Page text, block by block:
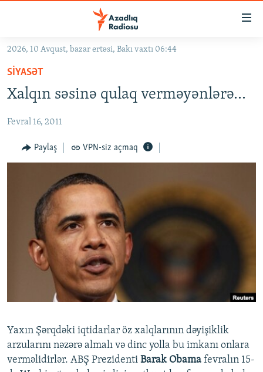
Əsas
qayıt
Əsas
naviqasiyaya
qayıt
GÜNDƏM
#İZAHLA
KORRUPSIOMETR
#ƏSLINDƏ
FƏRQƏ BAX
ARAŞDIRMA
MULTIMEDIA
VIDEO
FOTOQALEREYA
İNFOQRAFIKA
KARIKATURA
RADIO ARXIV
OXU ZALI
AZƏRBAYCAN ƏDƏBIYYATI KITABXANASI
İSLAM VƏ DEMOKRATIYA
HAQQIMIZDA
MISSIYAMIZ
PEŞƏ ETIKASI VƏ JURNALISTIKA STANDARTLARIMIZ
AZADLIQRADIOSU MOBIL TELEFONUNUZDA
BIZIMLƏ ƏLAQƏ
RFE/RL-in bütün saytları
2026, 10 Avqust, bazar ertəsi, Bakı vaxtı 06:44
SIYASƏT
Xalqın səsinə qulaq verməyənlərə...
Fevral 16, 2011
Paylaş VPN-siz açmaq
Yaxın Şərqdəki iqtidarlar öz xalqlarının dəyişiklik
arzularını nəzərə almalı və dinc yolla bu imkanı onlara
verməlidirlər. ABŞ Prezidenti Barak Obama fevralın 15-